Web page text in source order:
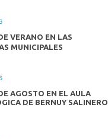
VERANO EN LAS
MUNICIPALES
AGOSTO EN EL AULA
DE BERNUY SALINERO